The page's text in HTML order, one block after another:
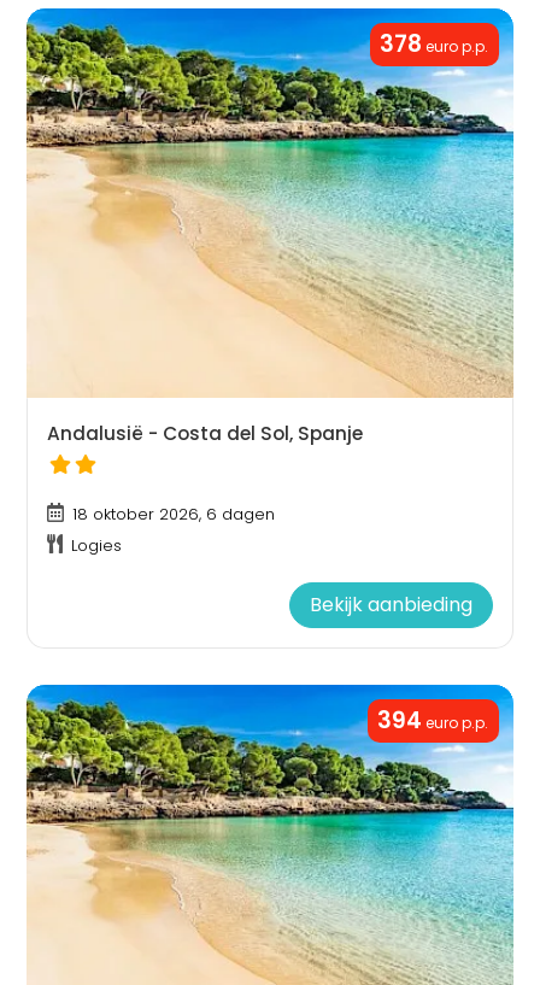
378 euro p.p.
Andalusië - Costa del Sol, Spanje
18 oktober 2026, 6 dagen
Logies
Bekijk aanbieding
394 euro p.p.